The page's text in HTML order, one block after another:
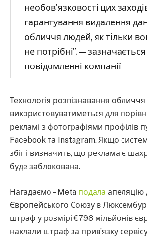
необов’язковості цих
гарантування видалення
обличчя людей, як тільки
не потрібні”, —
повідомленні компанії.
Технологія розпізнавання обличчя
використовуватиметься для
рекламі з фотографіями профілів
Facebook та Instagram. Якщо
збіг і визначить, що реклама є
буде заблокована.
Нагадаємо – Meta подала апеляцію
Європейського Союзу в
штраф у розмірі €798 мільйонів
наклали штраф за прив’язку